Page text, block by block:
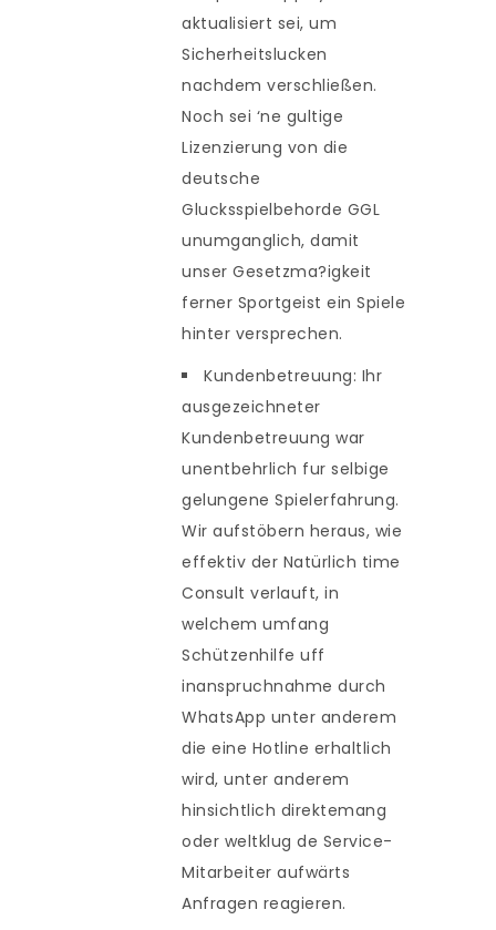
aktualisiert sei, um
Sicherheitslucken
nachdem verschließen.
Noch sei ‘ne gultige
Lizenzierung von die
deutsche
Glucksspielbehorde GGL
unumganglich, damit
unser Gesetzma?igkeit
ferner Sportgeist ein Spiele
hinter versprechen.
Kundenbetreuung: Ihr
ausgezeichneter
Kundenbetreuung war
unentbehrlich fur selbige
gelungene Spielerfahrung.
Wir aufstöbern heraus, wie
effektiv der Natürlich time
Consult verlauft, in
welchem umfang
Schützenhilfe uff
inanspruchnahme durch
WhatsApp unter anderem
die eine Hotline erhaltlich
wird, unter anderem
hinsichtlich direktemang
oder weltklug de Service-
Mitarbeiter aufwärts
Anfragen reagieren.